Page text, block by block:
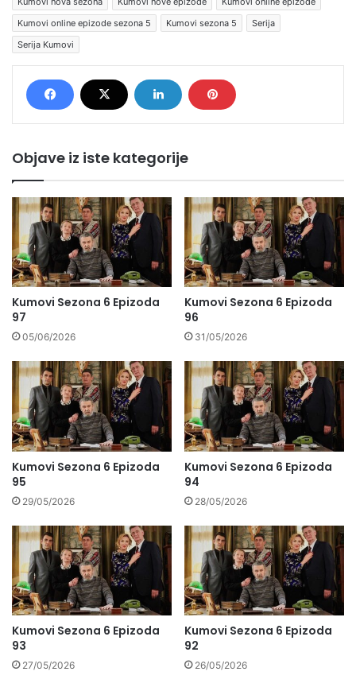
Kumovi online epizode sezona 5
Kumovi sezona 5
Serija
Serija Kumovi
Objave iz iste kategorije
Kumovi Sezona 6 Epizoda
97
05/06/2026
Kumovi Sezona 6 Epizoda
96
31/05/2026
Kumovi Sezona 6 Epizoda
95
29/05/2026
Kumovi Sezona 6 Epizoda
94
28/05/2026
Kumovi Sezona 6 Epizoda
93
27/05/2026
Kumovi Sezona 6 Epizoda
92
26/05/2026